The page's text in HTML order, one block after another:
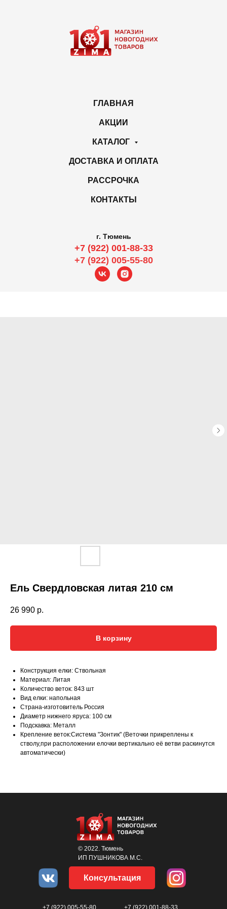
ГЛАВНАЯ
АКЦИИ
КАТАЛОГ
ДОСТАВКА И ОПЛАТА
РАССРОЧКА
КОНТАКТЫ
г. Тюмень
+7 (922) 001-88-33
+7 (922) 005-55-80
Ель Свердловская литая 210 см
26 990 р.
В корзину
Конструкция елки: Ствольная
Материал: Литая
Количество веток: 843 шт
Вид елки: напольная
Страна-изготовитель Россия
Диаметр нижнего яруса: 100 см
Подскавка: Металл
Крепление веток:Система "Зонтик" (Веточки прикреплены к
стволу,при расположении елочки вертикально её ветви раскинутся
автоматически)
© 2022. Тюмень
ИП ПУШНИКОВА М.С.
+7 (922) 001-88-33
+7 (922) 005-55-80
Консультация